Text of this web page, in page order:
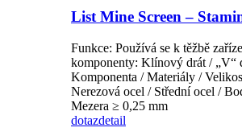
List Mine Screen –
Funkce: Používá se k těžbě
komponenty: Klínový drát / „V“
Komponenta / Materiály /
Nerezová ocel / Střední ocel /
Mezera ≥ 0,25 mm
dotazdetail